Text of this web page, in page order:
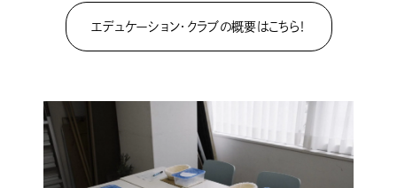
エデュケーション・クラブの概要はこちら！